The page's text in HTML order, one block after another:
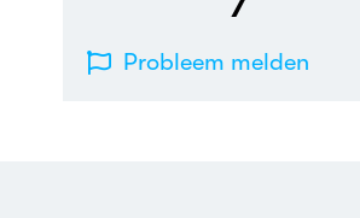
Probleem melden